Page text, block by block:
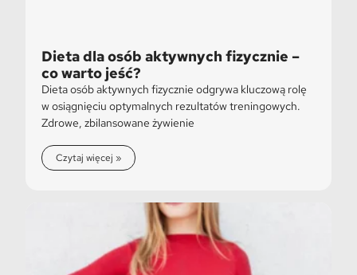
Dieta dla osób aktywnych fizycznie –
co warto jeść?
Dieta osób aktywnych fizycznie odgrywa kluczową rolę
w osiągnięciu optymalnych rezultatów treningowych.
Zdrowe, zbilansowane żywienie
Czytaj więcej »